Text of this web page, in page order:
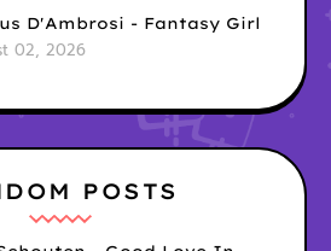
D'Ambrosi - Fantasy Girl
02, 2026
POSTS